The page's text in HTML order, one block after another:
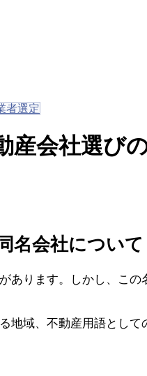
者選定
産会社選び
名会社について
ります。しかし、こ
域、不動産用語とし